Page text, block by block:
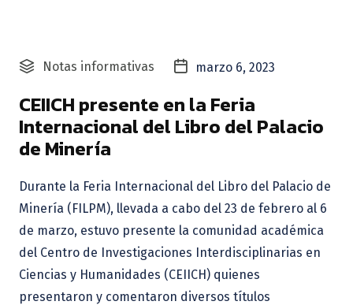
Notas informativas marzo 6, 2023
CEIICH presente en la Feria
Internacional del Libro del Palacio
de Minería
Durante la Feria Internacional del Libro del Palacio de
Minería (FILPM), llevada a cabo del 23 de febrero al 6
de marzo, estuvo presente la comunidad académica
del Centro de Investigaciones Interdisciplinarias en
Ciencias y Humanidades (CEIICH) quienes
presentaron y comentaron diversos títulos